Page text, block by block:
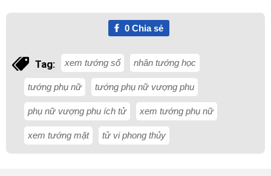
0Chia sẻ
Tag: xem tướng số nhân tướng học
tướng phụ nữ tướng phụ nữ vượng phu
phụ nữ vượng phu ích tử xem tướng phụ nữ
xem tướng mặt tử vi phong thủy